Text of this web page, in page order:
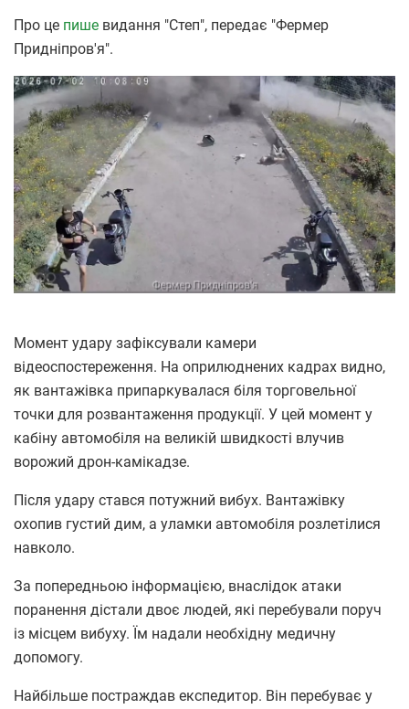
Про це пише видання "Степ", передає "Фермер
Придніпров'я".
Момент удару зафіксували камери
відеоспостереження. На оприлюднених кадрах видно,
як вантажівка припаркувалася біля торговельної
точки для розвантаження продукції. У цей момент у
кабіну автомобіля на великій швидкості влучив
ворожий дрон-камікадзе.
Після удару стався потужний вибух. Вантажівку
охопив густий дим, а уламки автомобіля розлетілися
навколо.
За попередньою інформацією, внаслідок атаки
поранення дістали двоє людей, які перебували поруч
із місцем вибуху. Їм надали необхідну медичну
допомогу.
Найбільше постраждав експедитор. Він перебуває у